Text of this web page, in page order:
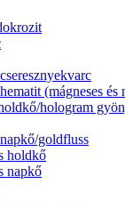
(mágneses és
hologram
goldfluss
holdkő
napkő